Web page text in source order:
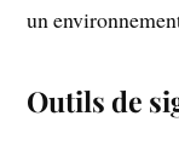
un
Outils de